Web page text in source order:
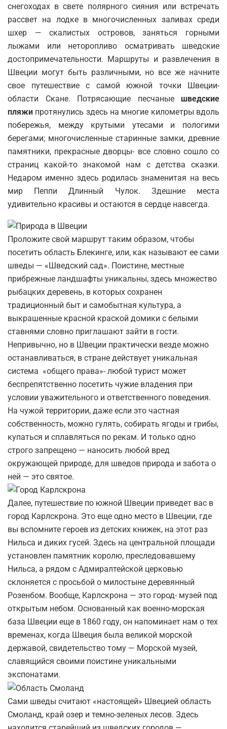
снегоходах в свете полярного сияния или встречать
рассвет на лодке в многочисленных заливах среди
шхер — скалистых островов, заняться горными
лыжами или неторопливо осматривать шведские
достопримечательности. Маршруты и развлечения в
Швеции могут быть различными, но все же начните
свое путешествие с самой южной точки Швеции-
области Скане. Потрясающие песчаные шведские
пляжи протянулись здесь на многие километры вдоль
побережья, между крутыми утесами и пологими
берегами; многочисленные старинные замки, древние
памятники, прекрасные дворцы- все словно сошло со
страниц какой-то знакомой нам с детства сказки.
Недаром именно здесь родилась знаменитая на весь
мир Пеппи Длинный Чулок. Здешние места
удивительно красивы и остаются в сердце навсегда.
Проложите свой маршрут таким образом, чтобы
посетить область Блекинге, или, как называют ее сами
шведы — «Шведский сад». Поистине, местные
прибрежные ландшафты уникальны, здесь множество
рыбацких деревень, в которых сохранен
традиционный быт и самобытная культура, а
выкрашенные красной краской домики с белыми
ставнями словно приглашают зайти в гости.
Непривычно, но в Швеции практически везде можно
останавливаться, в стране действует уникальная
система «общего права»- любой турист может
беспрепятственно посетить чужие владения при
условии уважительного и ответственного поведения.
На чужой территории, даже если это частная
собственность, можно гулять, собирать ягоды и грибы,
купаться и сплавляться по рекам. И только одно
строго запрещено — наносить любой вред
окружающей природе, для шведов природа и забота о
ней — это святое.
Далее, путешествие по южной Швеции приведет вас в
город Карлскрона. Это еще одно место в Швеции, где
вы вспомните героев из детских книжек, на этот раз
Нильса и диких гусей. Здесь на центральной площади
установлен памятник королю, преследовавшему
Нильса, а рядом с Адмиралтейской церковью
склоняется с просьбой о милостыне деревянный
Розенбом. Вообще, Карлскрона — это город- музей под
открытым небом. Основанный как военно-морская
база Швеции еще в 1860 году, он напоминает нам о тех
временах, когда Швеция была великой морской
державой, свидетельство тому — Морской музей,
славящийся своими поистине уникальными
экспонатами.
Cами шведы считают «настоящей» Швецией область
Смоланд, край озер и темно-зеленых лесов. Здесь